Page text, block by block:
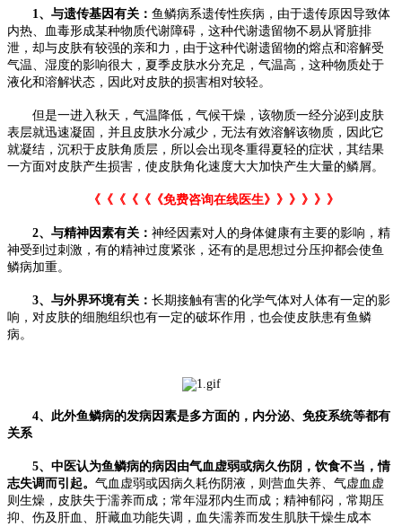
1、与遗传基因有关： 鱼鳞病系遗传性疾病，由于遗传原因导致体
内热、血毒形成某种物质代谢障碍，这种代谢遗留物不易从肾脏排
泄，却与皮肤有较强的亲和力，由于这种代谢遗留物的熔点和溶解受
气温、湿度的影响很大，夏季皮肤水分充足，气温高，这种物质处于
液化和溶解状态，因此对皮肤的损害相对较轻。
但是一进入秋天，气温降低，气候干燥，该物质一经分泌到皮肤
表层就迅速凝固，并且皮肤水分减少，无法有效溶解该物质，因此它
就凝结，沉积于皮肤角质层，所以会出现冬重得夏轻的症状，其结果
一方面对皮肤产生损害，使皮肤角化速度大大加快产生大量的鳞屑。
《《《《《《免费咨询在线医生》》》》》》
2、与精神因素有关： 神经因素对人的身体健康有主要的影响，精
神受到过刺激，有的精神过度紧张，还有的是思想过分压抑都会使鱼
鳞病加重。
3、与外界环境有关： 长期接触有害的化学气体对人体有一定的影
响，对皮肤的细胞组织也有一定的破坏作用，也会使皮肤患有鱼鳞
病。
4、此外鱼鳞病的发病因素是多方面的，内分泌、免疫系统等都有
关系
5、中医认为鱼鳞病的病因由气血虚弱或病久伤阴，饮食不当，情
志失调而引起。 气血虚弱或因病久耗伤阴液，则营血失养、气虚血虚
则生燥，皮肤失于濡养而成；常年湿邪内生而成；精神郁闷，常期压
抑、伤及肝血、肝藏血功能失调，血失濡养而发生肌肤干燥生成本